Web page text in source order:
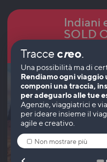
Centro
Indiani
SOLD
Traccecreo.
Rendiamo ogni viaggio
componi una traccia,
per adeguarlo alle tue
Non mostrare più